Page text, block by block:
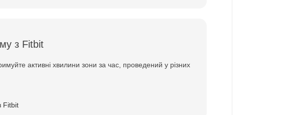
з Fitbit
активні хвилини зони за час, проведений у різних